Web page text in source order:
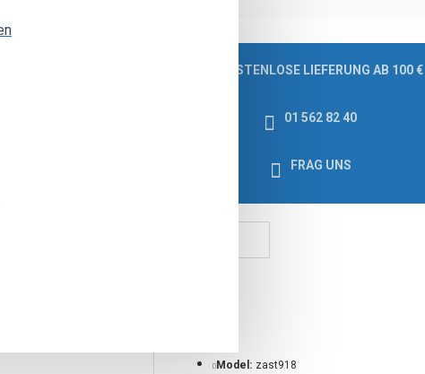
KOSTENLOSE LIEFERUNG AB 100 €
01 562 82 40
FRAG UNS
Model: zast918